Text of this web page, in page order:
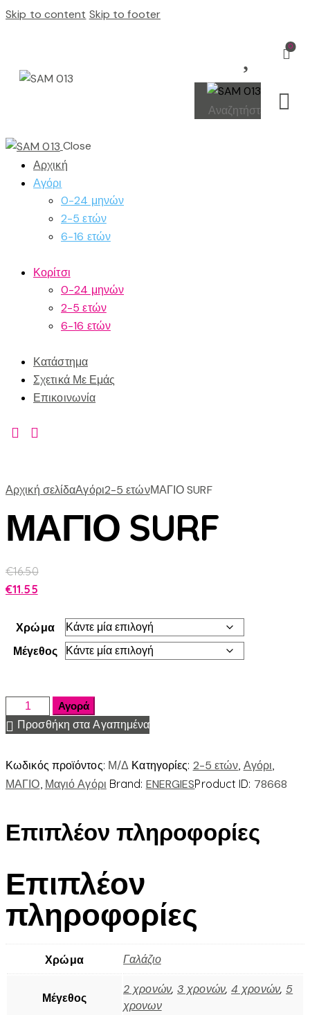
Skip to content Skip to footer
0
Close
Αρχική
Αγόρι
0-24 μηνών
2-5 ετών
6-16 ετών
Κορίτσι
0-24 μηνών
2-5 ετών
6-16 ετών
Κατάστημα
Σχετικά Με Εμάς
Επικοινωνία
Αρχική σελίδαΑγόρι2-5 ετώνΜΑΓΙΟ SURF
ΜΑΓΙΟ SURF
€16.50
€11.55
Χρώμα
Μέγεθος
Αγορά
Προσθήκη στα Αγαπημένα
Κωδικός προϊόντος: Μ/Δ Κατηγορίες: 2-5 ετών, Αγόρι,
ΜΑΓΙΟ, Μαγιό Αγόρι Brand: ENERGIESProduct ID: 78668
Επιπλέον πληροφορίες
Επιπλέον
πληροφορίες
Χρώμα Γαλάζιο
Μέγεθος
2 χρονών,3 χρονών,4 χρονών, 5
χρονων